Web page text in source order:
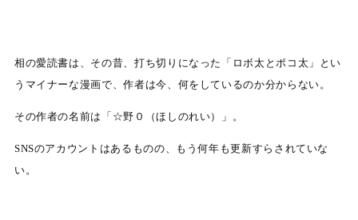
相の愛読書は、その昔、打ち切りになった「ロボ太とポコ太」とい
うマイナーな漫画で、作者は今、何をしているのか分からない。
その作者の名前は「☆野０（ほしのれい）」。
SNSのアカウントはあるものの、もう何年も更新すらされていな
い。